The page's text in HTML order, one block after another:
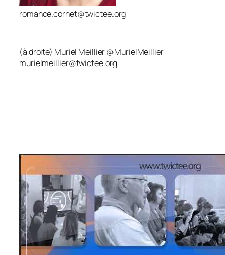
romance.cornet@twictee.org
(à droite) Muriel Meillier @MurielMeillier
murielmeillier@twictee.org